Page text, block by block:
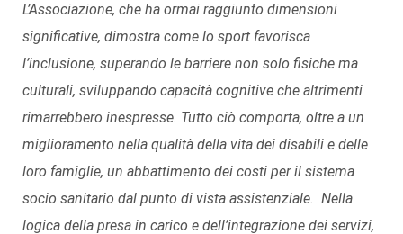
L’Associazione, che ha ormai raggiunto dimensioni
significative, dimostra come lo sport favorisca
l’inclusione, superando le barriere non solo fisiche ma
culturali, sviluppando capacità cognitive che altrimenti
rimarrebbero inespresse. Tutto ciò comporta, oltre a un
miglioramento nella qualità della vita dei disabili e delle
loro famiglie, un abbattimento dei costi per il sistema
socio sanitario dal punto di vista assistenziale. Nella
logica della presa in carico e dell’integrazione dei servizi,